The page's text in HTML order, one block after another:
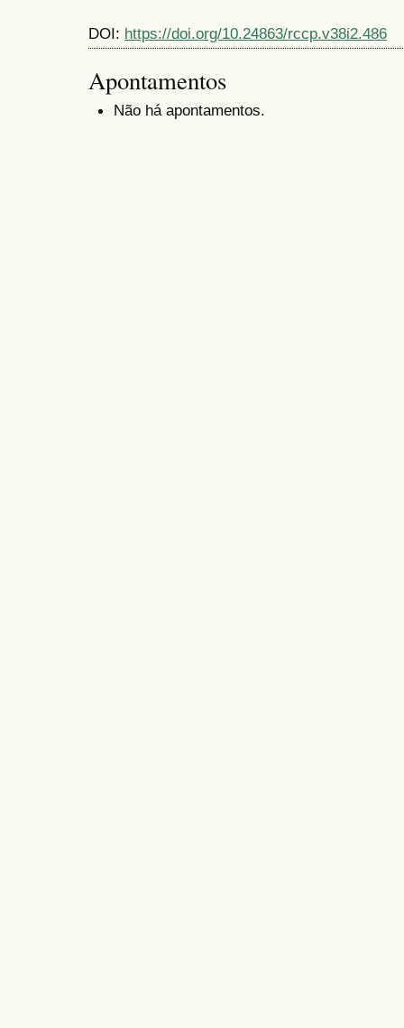
DOI: https://doi.org/10.24863/rccp.v38i2.486
Apontamentos
Não há apontamentos.